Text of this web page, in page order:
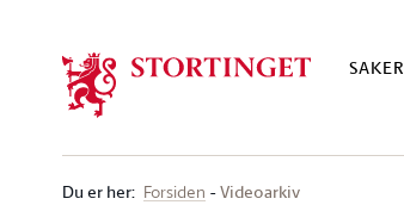
SAKER
Du er her: Forsiden Videoarkiv